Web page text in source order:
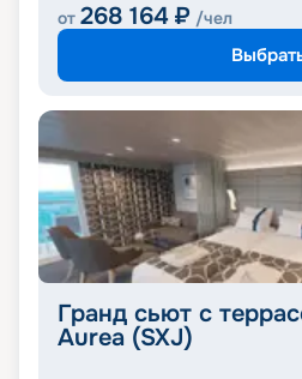
от 268 164 ₽ /чел
Гранд сьют с
Aurea (SXJ)